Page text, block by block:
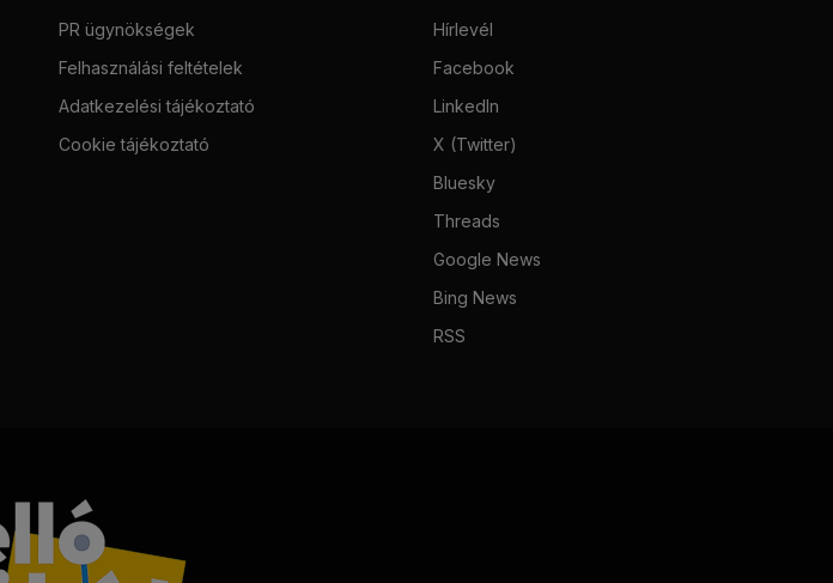
PR ügynökségek
Felhasználási feltételek
Adatkezelési tájékoztató
Cookie tájékoztató
Hírlevél
Facebook
LinkedIn
X (Twitter)
Bluesky
Threads
Google News
Bing News
RSS